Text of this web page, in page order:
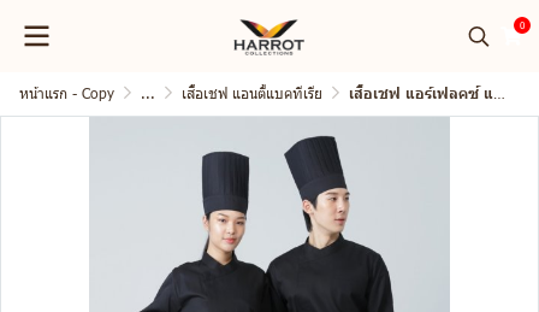
0
หน้าแรก - Copy ... เสื้อเชฟ แอนตี้แบคทีเรีย เสื้อเชฟ แอร์เฟลคซ์ แขนยาว คอป้าย